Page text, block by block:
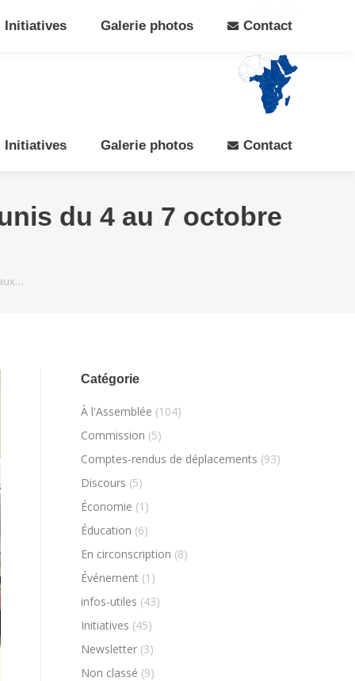
Facebook
opens
in
new
X
opens
in
new
Initiatives Galerie photos Contact
du 4 au 7 octobre
Catégorie
À l'Assemblée (104)
Commission (5)
Comptes-rendus de déplacements (93)
Discours (5)
Économie (1)
Éducation (6)
En circonscription (8)
Événement (1)
infos-utiles (43)
Initiatives (45)
Newsletter (3)
Non classé (9)
Initiatives Galerie photos Contact